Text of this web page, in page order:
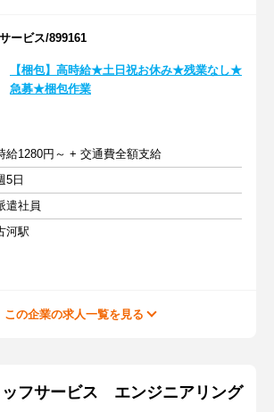
ービス/899161
【梱包】高時給★土日祝お休み★残業なし★
急募★梱包作業
給1280円～ + 交通費全額支給
5日
遣社員
河駅
この企業の求人一覧を見る
ッフサービス エンジニアリング